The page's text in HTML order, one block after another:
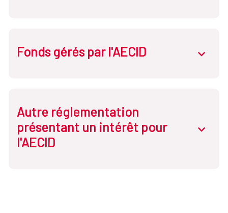
Fonds gérés par l'AECID
Autre réglementation
présentant un intérêt pour
l'AECID